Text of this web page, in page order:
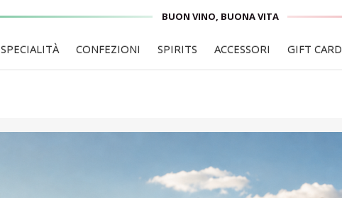
BUON VINO, BUONA VITA
SPECIALITÀ CONFEZIONI SPIRITS ACCESSORI GIFT CARD